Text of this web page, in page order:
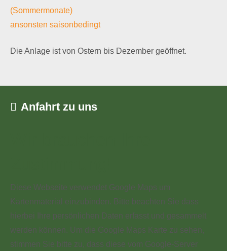
(Sommermonate)
ansonsten saisonbedingt
Die Anlage ist von Ostern bis Dezember geöffnet.
Anfahrt zu uns
Diese Webseite verwendet Google Maps um
Kartenmaterial einzubinden. Bitte beachten Sie dass
hierbei Ihre persönlichen Daten erfasst und gesammelt
werden können. Um die Google Maps Karte zu sehen,
stimmen Sie bitte zu, dass diese vom Google-Server